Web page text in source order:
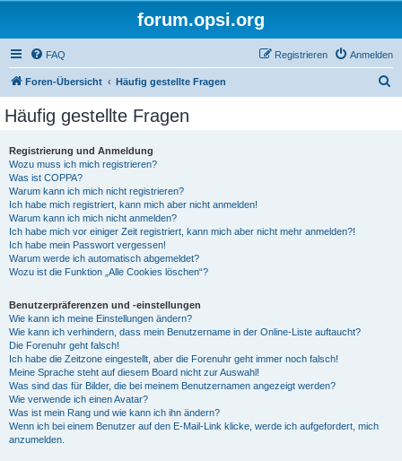
forum.opsi.org
FAQ Anmelden
Registrieren
Foren-Übersicht Häufig gestellte Fragen
Häufig gestellte Fragen
Registrierung und Anmeldung
Wozu muss ich mich registrieren?
Was ist COPPA?
Warum kann ich mich nicht registrieren?
Ich habe mich registriert, kann mich aber nicht anmelden!
Warum kann ich mich nicht anmelden?
Ich habe mich vor einiger Zeit registriert, kann mich aber nicht mehr anmelden?!
Ich habe mein Passwort vergessen!
Warum werde ich automatisch abgemeldet?
Wozu ist die Funktion „Alle Cookies löschen“?
Benutzerpräferenzen und -einstellungen
Wie kann ich meine Einstellungen ändern?
Wie kann ich verhindern, dass mein Benutzername in der Online-Liste auftaucht?
Die Forenuhr geht falsch!
Ich habe die Zeitzone eingestellt, aber die Forenuhr geht immer noch falsch!
Meine Sprache steht auf diesem Board nicht zur Auswahl!
Was sind das für Bilder, die bei meinem Benutzernamen angezeigt werden?
Wie verwende ich einen Avatar?
Was ist mein Rang und wie kann ich ihn ändern?
Wenn ich bei einem Benutzer auf den E-Mail-Link klicke, werde ich aufgefordert, mich
anzumelden.